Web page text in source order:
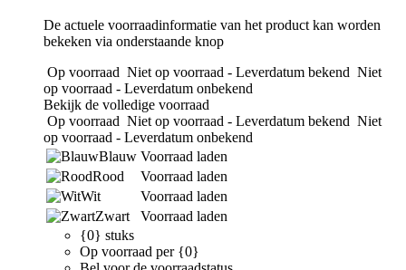
De actuele voorraadinformatie van het product kan worden
bekeken via onderstaande knop
Op voorraad Niet op voorraad - Leverdatum bekend Niet
op voorraad - Leverdatum onbekend
Bekijk de volledige voorraad
Op voorraad Niet op voorraad - Leverdatum bekend Niet
op voorraad - Leverdatum onbekend
Blauw Voorraad laden
Rood
Voorraad laden
Wit
Voorraad laden
Zwart
Voorraad laden
{0} stuks
Op voorraad per {0}